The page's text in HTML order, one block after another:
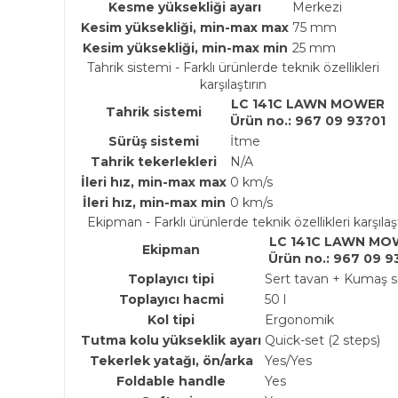
Kesme yüksekliği ayarı
Merkezi
Kesim yüksekliği, min-max max 75 mm
Kesim yüksekliği, min-max min 25 mm
Tahrik sistemi - Farklı ürünlerde teknik özellikleri
karşılaştırın
Tahrik sistemi
LC 141C LAWN MOWER
Ürün no.: 967 09 93?01
Sürüş sistemi
İtme
Tahrik tekerlekleri
N/A
İleri hız, min-max max 0 km/s
İleri hız, min-max min 0 km/s
Ekipman - Farklı ürünlerde teknik özellikleri
Ekipman
LC 141C LAWN
Ürün no.: 967 09
Toplayıcı tipi
Sert tavan + Kumaş
Toplayıcı hacmi
50 l
Kol tipi
Ergonomik
Tutma kolu yükseklik ayarı Quick-set (2 steps)
Tekerlek yatağı, ön/arka
Yes/Yes
Foldable handle
Yes